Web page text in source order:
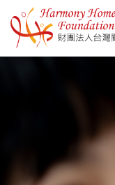
移至主內容